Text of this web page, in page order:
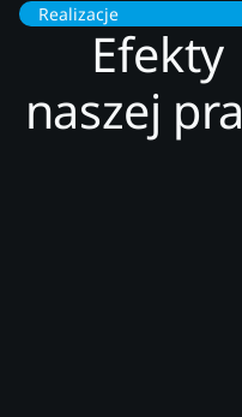
Realizacje
Efekty
naszej